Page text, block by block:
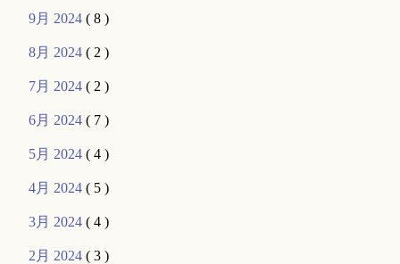
9月 2024( 8 )
8月 2024( 2 )
7月 2024( 2 )
6月 2024( 7 )
5月 2024( 4 )
4月 2024( 5 )
3月 2024( 4 )
2月 2024( 3 )